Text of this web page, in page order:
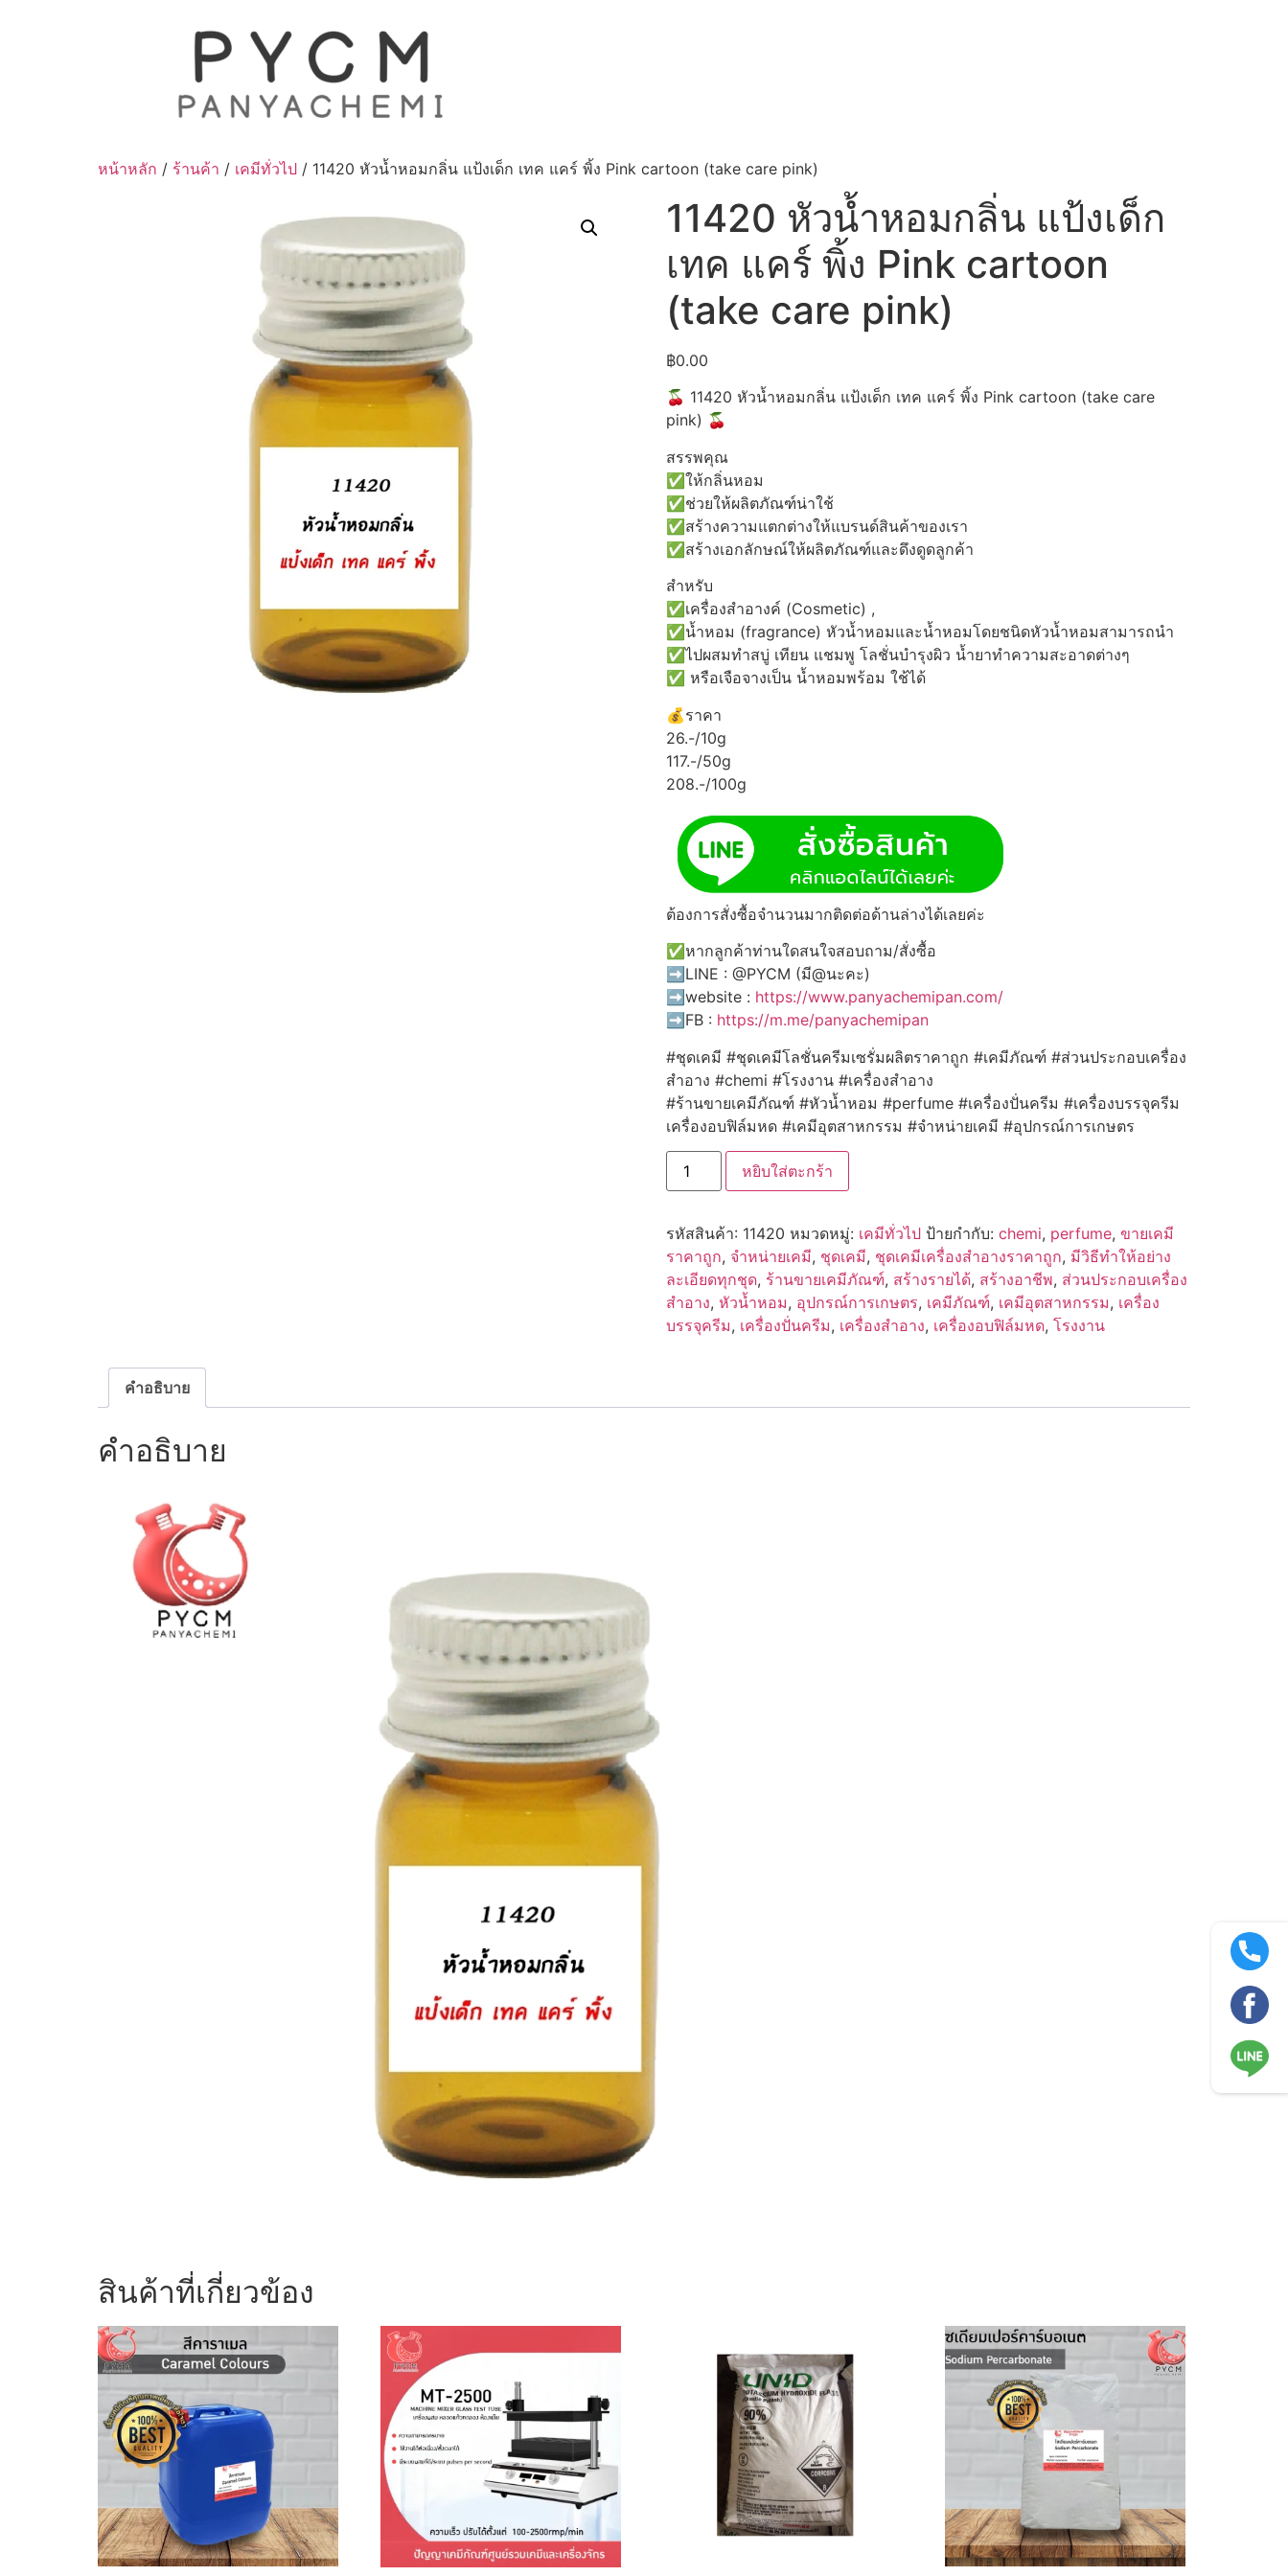
หน้าหลัก / ร้านค้า / เคมีทั่วไป / 11420 หัวน้ำหอมกลิ่น แป้งเด็ก เทค แคร์ พิ้ง Pink cartoon (take care pink)
11420 หัวน้ำหอมกลิ่น แป้งเด็ก
เทค แคร์ พิ้ง Pink cartoon
(take care pink)
฿0.00
🍒 11420 หัวน้ำหอมกลิ่น แป้งเด็ก เทค แคร์ พิ้ง Pink cartoon (take care
pink) 🍒
สรรพคุณ
✅ให้กลิ่นหอม
✅ช่วยให้ผลิตภัณฑ์น่าใช้
✅สร้างความแตกต่างให้แบรนด์สินค้าของเรา
✅สร้างเอกลักษณ์ให้ผลิตภัณฑ์และดึงดูดลูกค้า
สำหรับ
✅เครื่องสำอางค์ (Cosmetic) ,
✅น้ำหอม (fragrance) หัวน้ำหอมและน้ำหอมโดยชนิดหัวน้ำหอมสามารถนำ
✅ไปผสมทำสบู่ เทียน แชมพู โลชั่นบำรุงผิว น้ำยาทำความสะอาดต่างๆ
✅ หรือเจือจางเป็น น้ำหอมพร้อม ใช้ได้
💰ราคา
26.-/10g
117.-/50g
208.-/100g
ต้องการสั่งซื้อจำนวนมากติดต่อด้านล่างได้เลยค่ะ
✅หากลูกค้าท่านใดสนใจสอบถาม/สั่งซื้อ
➡️LINE : @PYCM (มี@นะคะ)
➡️website : https://www.panyachemipan.com/
➡️FB : https://m.me/panyachemipan
#ชุดเคมี #ชุดเคมีโลชั่นครีมเซรั่มผลิตราคาถูก #เคมีภัณฑ์ #ส่วนประกอบเครื่อง
สำอาง #chemi #โรงงาน #เครื่องสำอาง
#ร้านขายเคมีภัณฑ์ #หัวน้ำหอม #perfume #เครื่องปั่นครีม #เครื่องบรรจุครีม
เครื่องอบฟิล์มหด #เคมีอุตสาหกรรม #จำหน่ายเคมี #อุปกรณ์การเกษตร
จำนวน
11420
หัวน้ำ
แป้ง
เด็ก
เทค
แคร์
พิ้ง
Pink
cartoon
(take
หยิบใส่ตะกร้า
รหัสสินค้า: 11420 หมวดหมู่: เคมีทั่วไป ป้ายกำกับ: chemi, perfume, ขายเคมี
ราคาถูก, จำหน่ายเคมี, ชุดเคมี, ชุดเคมีเครื่องสำอางราคาถูก, มีวิธีทำให้อย่าง
ละเอียดทุกชุด, ร้านขายเคมีภัณฑ์, สร้างรายได้, สร้างอาชีพ, ส่วนประกอบเครื่อง
สำอาง, หัวน้ำหอม, อุปกรณ์การเกษตร, เคมีภัณฑ์, เคมีอุตสาหกรรม, เครื่อง
บรรจุครีม, เครื่องปั่นครีม, เครื่องสำอาง, เครื่องอบฟิล์มหด, โรงงาน
คำอธิบาย
คำอธิบาย
สินค้าที่เกี่ยวข้อง